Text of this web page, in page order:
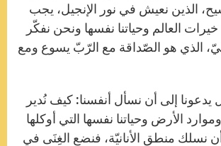
الذين نعيش في نور الإنجيل، يجب
العالم وحياتنا نفسها ونحن نفكّر
الذي هو الصّداقة مع الرّبّ يسوع ومع
يدعونا إلى أن نسأل أنفسنا: كيف نُدير
الأرض وحياتنا نفسها التي أوكلها
أن نسلك منطق الأنانيّة، فنضع الغِنَى في